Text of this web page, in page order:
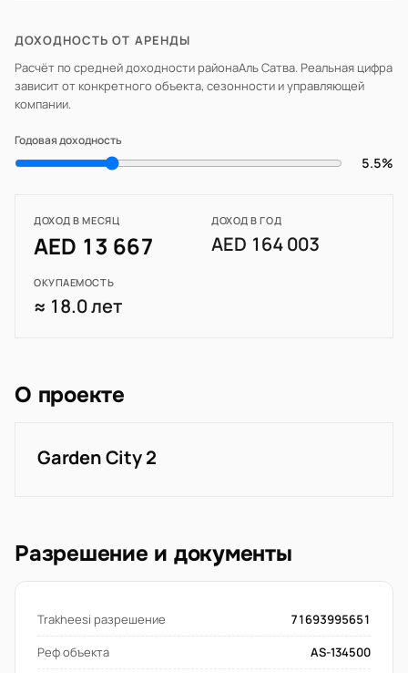
ДОХОДНОСТЬ ОТ АРЕНДЫ
Расчёт по средней доходности районаАль Сатва. Реальная цифра
зависит от конкретного объекта, сезонности и управляющей
компании.
Годовая доходность
5.5%
ДОХОД В МЕСЯЦ
AED 13 667
ДОХОД В ГОД
AED 164 003
ОКУПАЕМОСТЬ
≈ 18.0 лет
О проекте
Garden City 2
Разрешение и документы
Trakheesi разрешение
71693995651
Реф объекта
AS-134500